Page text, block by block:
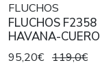
FLUCHOS
FLUCHOS F2358
HAVANA-CUERO
95,20€ 119,0€